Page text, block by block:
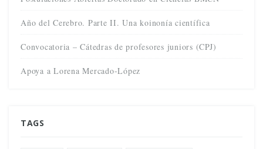
Año del Cerebro. Parte II. Una koinonía científica
Convocatoria – Cátedras de profesores juniors (CPJ)
Apoya a Lorena Mercado-López
TAGS